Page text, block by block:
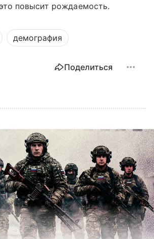
повысит рождаемость.
демография
Поделиться